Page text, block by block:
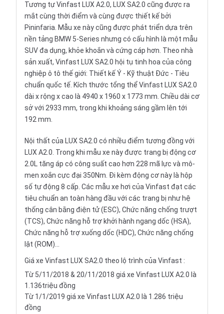
Tương tự Vinfast LUX A2.0, LUX SA2.0 cũng được ra
mắt cùng thời điểm và cùng được thiết kế bởi
Pininfaria. Mẫu xe này cũng được phát triển dựa trên
nền tảng BMW 5-Series nhưng có cấu hình là một mẫu
SUVđa dụng, khỏe khoắn và cứng cáp hơn. Theo nhà
sản xuất, Vinfast LUX SA2.0 hội tụ tinh hoa của công
nghiệp ô tô thế giới: Thiết kế Ý - Kỹ thuật Đức - Tiêu
chuẩn quốc tế. Kích thước tổng thể Vinfast LUX SA2.0
dài x rộng x cao là 4940 x 1960 x 1773 mm. Chiều dài cơ
sở với 2933 mm, trong khi khoảng sáng gầm lên tới
192 mm.
Nội thất của LUX SA2.0 có nhiều điểm tương đồng với
LUX A2.0. Trong khi mẫu xe này được trang bị động cơ
2.0L tăng áp có công suất cao hơn 228 mã lực và mô-
men xoắn cực đại 350Nm. Đi kèm động cơ này là hộp
số tự động 8 cấp. Các mẫu xe hơi của Vinfast đạt các
tiêu chuẩn an toàn hàng đầu với các trang bị như hệ
thống cân bằng điện tử (ESC), Chức năng chống trượt
(TCS), Chức năng hỗ trợ khởi hành ngang dốc (HSA),
Chức năng hỗ trợ xuống dốc (HDC), Chức năng chống
lật (ROM)...
Giá xe Vinfast LUX SA2.0 theo lộ trình của Vinfast :
Từ 5/11/2018 & 20/11/2018 giá xe Vinfast LUX A2.0 là
1.136triệu đồng
Từ 1/1/2019 giá xe Vinfast LUX A2.0 là 1.286 triệu
đồng